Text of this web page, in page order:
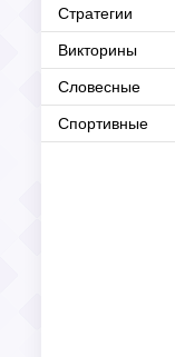
Стратегии
Викторины
Словесные
Спортивные